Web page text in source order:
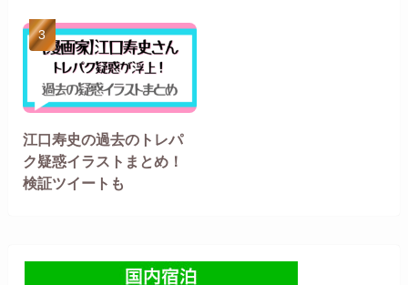
江口寿史の過去のトレパ
ク疑惑イラストまとめ！
検証ツイートも